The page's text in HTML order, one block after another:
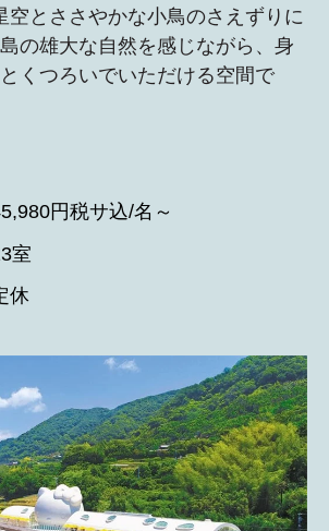
空とささやかな小鳥のさえずりに
の雄大な自然を感じながら、身
くつろいでいただける空間で
円税サ込/名～
室
休